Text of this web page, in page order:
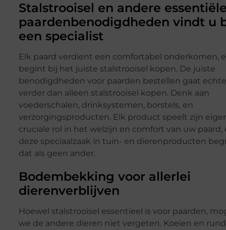
Stalstrooisel en andere
paardenbenodigdheden vindt u
een specialist
Elk paard verdient een comfortabel onderkomen,
begint bij het juiste stalstrooisel kopen. De juiste
benodigdheden voor paarden bestellen gaat
verder dan alleen stalstrooisel kopen. Denk aan
voederschalen, drinksystemen, borstels, en
verzorgingsproducten. Elk product speelt zijn
cruciale rol in het welzijn en comfort van uw paard,
deze speciaalzaak in tuin- en dierenproducten
dat als geen ander.
Bodembekking voor allerlei
dierenverblijven
Hoewel stalstrooisel essentieel is voor paarden,
we de andere dieren niet vergeten. Koeien en